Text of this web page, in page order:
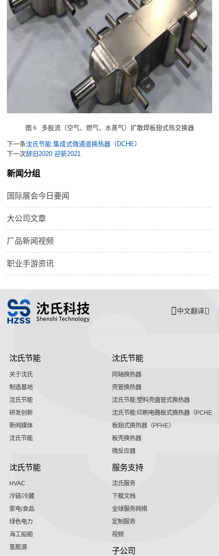
图 6 多股流（空气、燃气、水蒸气）扩散焊板翅式热交换器
下一条沈氏节能:集成式微通道换热器（DCHE）
下一次辞旧2020 迎新2021
新闻分组
国际展会今日要闻
大公司文章
厂品新闻视频
职业手游资讯
中文翻译
沈氏节能
关于沈氏
制造基地
沈氏节能
研发创新
新闻媒体
沈氏节能
沈氏节能
同轴换热器
壳管换热器
沈氏节能:塑料壳盘管式换热器
沈氏节能:印刷电路板式换热器（PCHE）
板翅式换热器（PFHE）
板壳换热器
微反应器
沈氏节能
HVAC
冷链/冷藏
家电/食品
绿色电力
海工船舶
氢能源
服务支持
沈氏服务
下载文档
全球服务网络
定制服务
视频
子公司